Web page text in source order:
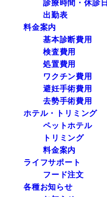
診療時間・休診日
出勤表
料金案内
基本診断費用
検査費用
処置費用
ワクチン費用
避妊手術費用
去勢手術費用
ホテル・トリミング
ペットホテル
トリミング
料金案内
ライフサポート
フード注文
各種お知らせ